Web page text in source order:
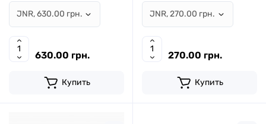
630.00 грн.
Купить
270.00 грн.
Купить